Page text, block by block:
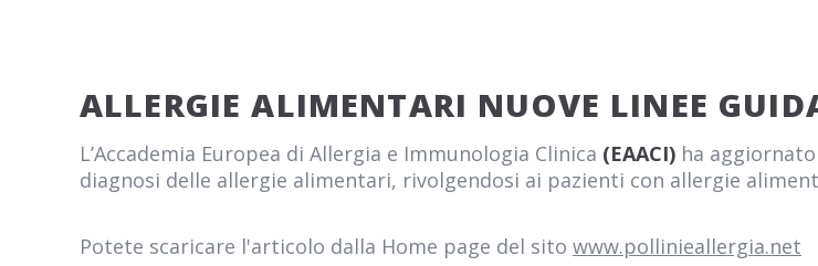
ALLERGIE ALIMENTARI NUOVE LINEE
L’Accademia Europea di Allergia e Immunologia Clinica (EAACI) ha
diagnosi delle allergie alimentari, rivolgendosi ai pazienti con allergie
Potete scaricare l'articolo dalla Home page del sito www.pollinieallergia.net